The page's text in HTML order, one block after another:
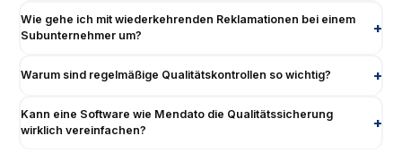
Wie gehe ich mit wiederkehrenden Reklamationen bei einem
Subunternehmer um?
Warum sind regelmäßige Qualitätskontrollen so wichtig?
Kann eine Software wie Mendato die Qualitätssicherung
wirklich vereinfachen?